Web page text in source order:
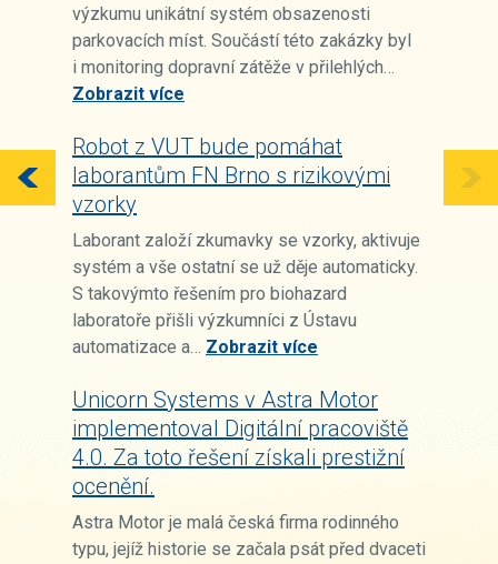
výzkumu unikátní systém obsazenosti
parkovacích míst. Součástí této zakázky byl
i monitoring dopravní zátěže v přilehlých…
Zobrazit více
Robot z VUT bude pomáhat
laborantům FN Brno s rizikovými
vzorky
Laborant založí zkumavky se vzorky, aktivuje
systém a vše ostatní se už děje automaticky.
S takovýmto řešením pro biohazard
laboratoře přišli výzkumníci z Ústavu
automatizace a… Zobrazit více
Unicorn Systems v Astra Motor
implementoval Digitální pracoviště
4.0. Za toto řešení získali prestižní
ocenění.
Astra Motor je malá česká firma rodinného
typu, jejíž historie se začala psát před dvaceti